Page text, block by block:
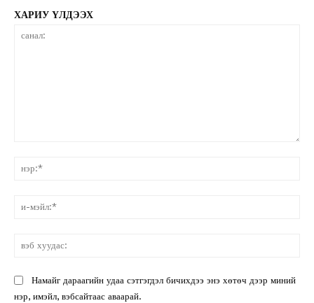
ХАРИУ ҮЛДЭЭХ
Намайг дараагийн удаа сэтгэгдэл бичихдээ энэ хөтөч дээр миний
нэр, имэйл, вэбсайтаас аваарай.